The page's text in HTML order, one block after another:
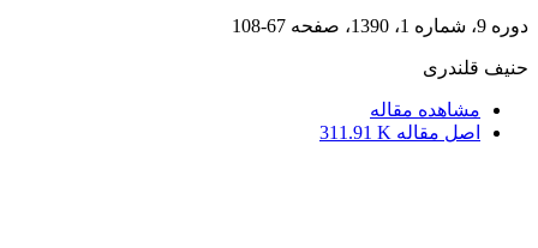
دوره 9، شماره 1، 1390، صفحه 67-108
حنیف قلندری
مشاهده مقاله
اصل مقاله 311.91 K